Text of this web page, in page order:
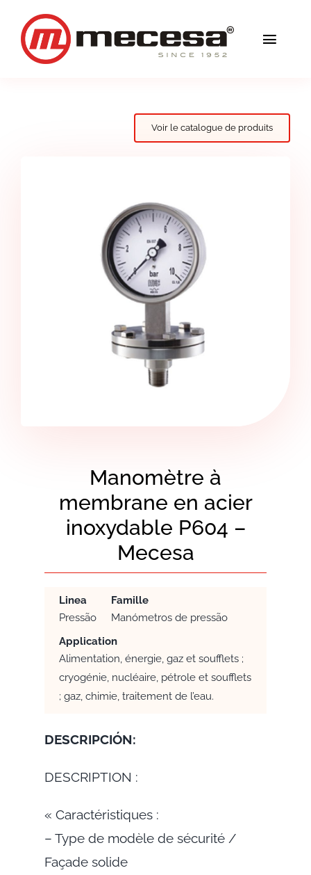
content
Voir le catalogue de produits
Manomètre à
membrane en acier
inoxydable P604 –
Mecesa
Linea
Famille
Pressão
Manómetros de pressão
Application
Alimentation, énergie, gaz et soufflets ;
cryogénie, nucléaire, pétrole et soufflets
; gaz, chimie, traitement de l’eau.
DESCRIPCIÓN:
DESCRIPTION :
« Caractéristiques :
– Type de modèle de sécurité /
Façade solide